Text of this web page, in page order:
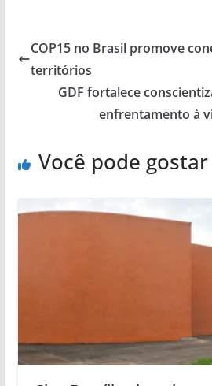
COP15 no Brasil promove
territórios
GDF fortalece
enfrentamento à
Você pode